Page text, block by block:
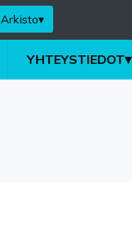
Arkisto▾
YHTEYSTIEDOT▾